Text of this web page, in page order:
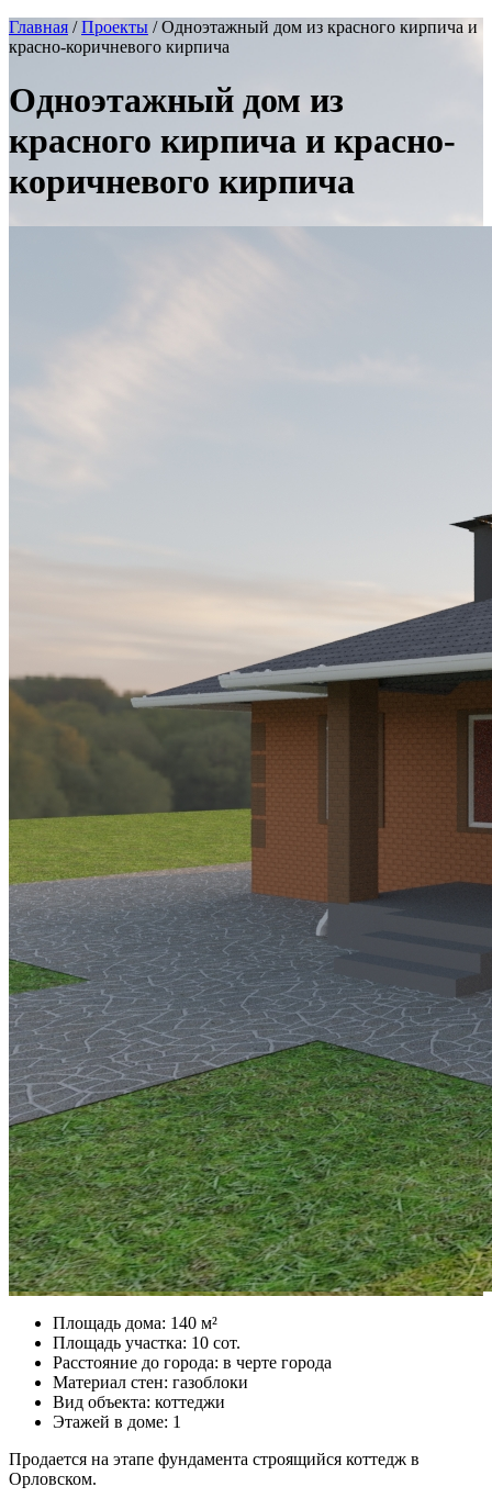
Главная / Проекты / Одноэтажный дом из красного кирпича и
красно-коричневого кирпича
Одноэтажный дом из
красного кирпича и красно-
коричневого кирпича
Площадь дома: 140 м²
Площадь участка: 10 сот.
Расстояние до города: в черте города
Материал стен: газоблоки
Вид объекта: коттеджи
Этажей в доме: 1
Продается на этапе фундамента строящийся коттедж в
Орловском.